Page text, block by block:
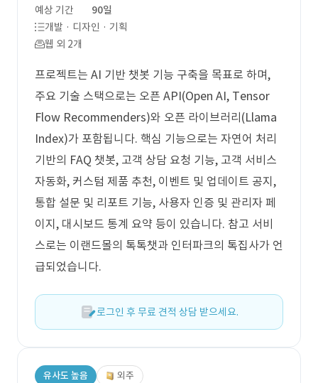
예상 기간
90일
개발 · 디자인 · 기획
웹 외 2개
프로젝트는 AI 기반 챗봇 기능 구축을 목표로 하며,
주요 기술 스택으로는 오픈 API(Open AI, Tensor
Flow Recommenders)와 오픈 라이브러리(Llama
Index)가 포함됩니다. 핵심 기능으로는 자연어 처리
기반의 FAQ 챗봇, 고객 상담 요청 기능, 고객 서비스
자동화, 커스텀 제품 추천, 이벤트 및 업데이트 공지,
통합 설문 및 리포트 기능, 사용자 인증 및 관리자 페
이지, 대시보드 통계 요약 등이 있습니다. 참고 서비
스로는 이랜드몰의 톡톡챗과 인터파크의 톡집사가 언
급되었습니다.
로그인 후 무료 견적 상담 받으세요.
유사도 높음 외주